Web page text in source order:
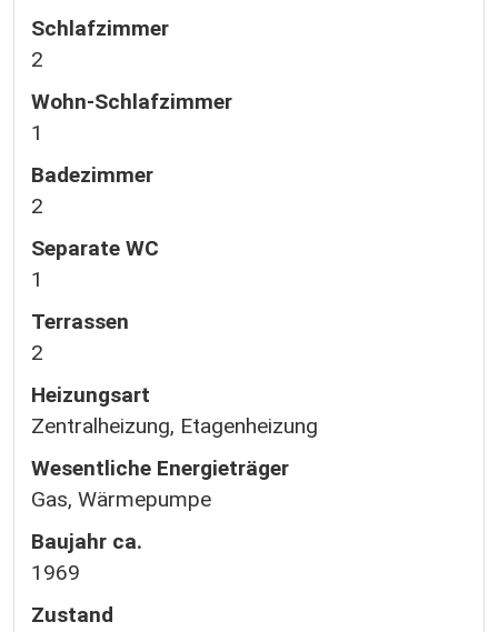
Schlafzimmer
2
Wohn-Schlafzimmer
1
Badezimmer
2
Separate WC
1
Terrassen
2
Heizungsart
Zentralheizung, Etagenheizung
Wesentliche Energieträger
Gas, Wärmepumpe
Baujahr ca.
1969
Zustand